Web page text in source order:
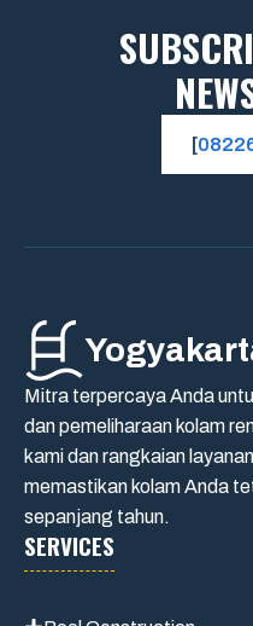
[
Mitra terpercaya Anda
dan pemeliharaan kolam
kami dan rangkaian
memastikan kolam Anda
sepanjang tahun.
SERVICES